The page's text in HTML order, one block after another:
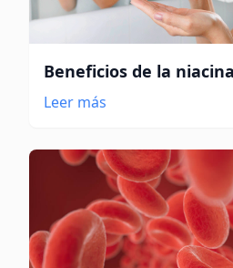
Beneficios de la
Leer más